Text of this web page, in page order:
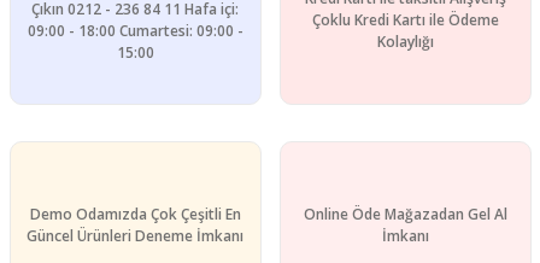
Çıkın 0212 - 236 84 11 Hafa içi:
09:00 - 18:00 Cumartesi: 09:00 -
15:00
Çoklu Kredi Kartı ile Ödeme
Kolaylığı
Demo Odamızda Çok Çeşitli En
Güncel Ürünleri Deneme İmkanı
Online Öde Mağazadan Gel Al
İmkanı